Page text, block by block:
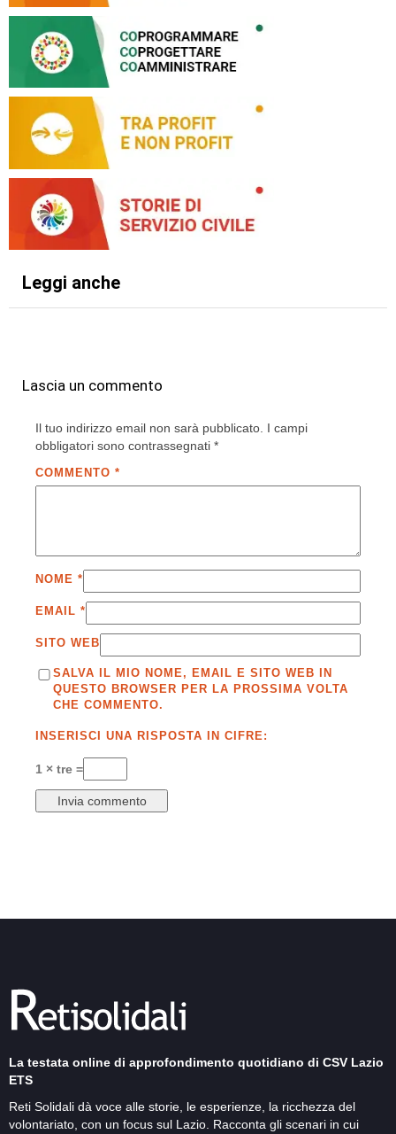
Leggi anche
Lascia un commento
Il tuo indirizzo email non sarà pubblicato. I campi
obbligatori sono contrassegnati *
COMMENTO *
NOME *
EMAIL *
SITO WEB
SALVA IL MIO NOME, EMAIL E SITO WEB IN
QUESTO BROWSER PER LA PROSSIMA VOLTA
CHE COMMENTO.
INSERISCI UNA RISPOSTA IN CIFRE:
1 × tre =
La testata online di approfondimento quotidiano di CSV Lazio
ETS
Reti Solidali dà voce alle storie, le esperienze, la ricchezza del
volontariato, con un focus sul Lazio. Racconta gli scenari in cui